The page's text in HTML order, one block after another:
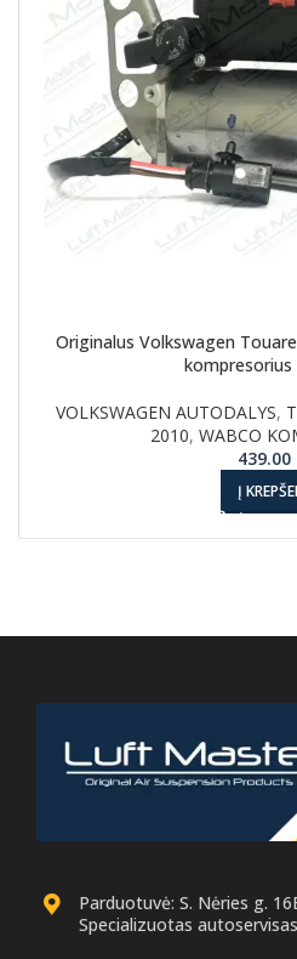
Originalus Volkswagen
kompresorius
VOLKSWAGEN AUTODALYS,
2010, WABCO
439.00
Į
Parduotuvė: S. Nėries g.
Specializuotas